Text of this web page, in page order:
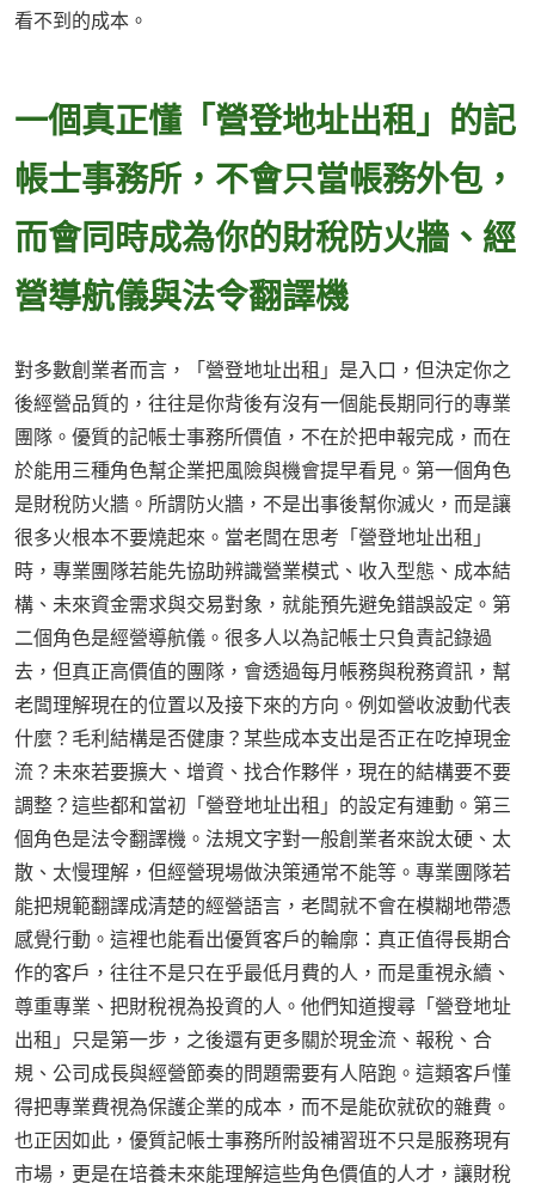
看不到的成本。
一個真正懂「營登地址出租」的記
帳士事務所，不會只當帳務外包，
而會同時成為你的財稅防火牆、經
營導航儀與法令翻譯機
對多數創業者而言，「營登地址出租」是入口，但決定你之
後經營品質的，往往是你背後有沒有一個能長期同行的專業
團隊。優質的記帳士事務所價值，不在於把申報完成，而在
於能用三種角色幫企業把風險與機會提早看見。第一個角色
是財稅防火牆。所謂防火牆，不是出事後幫你滅火，而是讓
很多火根本不要燒起來。當老闆在思考「營登地址出租」
時，專業團隊若能先協助辨識營業模式、收入型態、成本結
構、未來資金需求與交易對象，就能預先避免錯誤設定。第
二個角色是經營導航儀。很多人以為記帳士只負責記錄過
去，但真正高價值的團隊，會透過每月帳務與稅務資訊，幫
老闆理解現在的位置以及接下來的方向。例如營收波動代表
什麼？毛利結構是否健康？某些成本支出是否正在吃掉現金
流？未來若要擴大、增資、找合作夥伴，現在的結構要不要
調整？這些都和當初「營登地址出租」的設定有連動。第三
個角色是法令翻譯機。法規文字對一般創業者來說太硬、太
散、太慢理解，但經營現場做決策通常不能等。專業團隊若
能把規範翻譯成清楚的經營語言，老闆就不會在模糊地帶憑
感覺行動。這裡也能看出優質客戶的輪廓：真正值得長期合
作的客戶，往往不是只在乎最低月費的人，而是重視永續、
尊重專業、把財稅視為投資的人。他們知道搜尋「營登地址
出租」只是第一步，之後還有更多關於現金流、報稅、合
規、公司成長與經營節奏的問題需要有人陪跑。這類客戶懂
得把專業費視為保護企業的成本，而不是能砍就砍的雜費。
也正因如此，優質記帳士事務所附設補習班不只是服務現有
市場，更是在培養未來能理解這些角色價值的人才，讓財稅